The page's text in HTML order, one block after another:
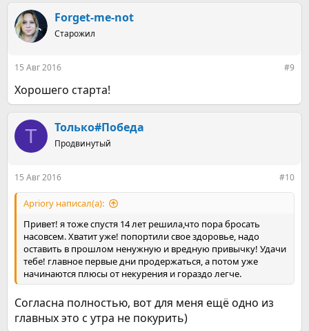
к
ц
и
Forget-me-not
Старожил
15 Авг 2016 #9
Хорошего старта!
Т Только#Победа
Продвинутый
15 Авг 2016 #10
Apriory написал(а):
Привет! я тоже спустя 14 лет решила,что пора бросать
насовсем. Хватит уже! попортили свое здоровье, надо
оставить в прошлом ненужную и вредную привычку! Удачи
тебе! главное первые дни продержаться, а потом уже
начинаются плюсы от некурения и гораздо легче.
Согласна полностью, вот для меня ещё одно из
главных это с утра не покурить)